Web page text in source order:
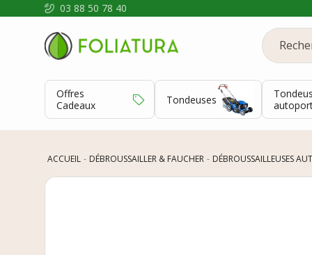
03 88 50 78 40
Offres
Cadeaux
Tondeuses
ACCUEIL DÉBROUSSAILLER & FAUCHER DÉBROUSSAILLEUSES